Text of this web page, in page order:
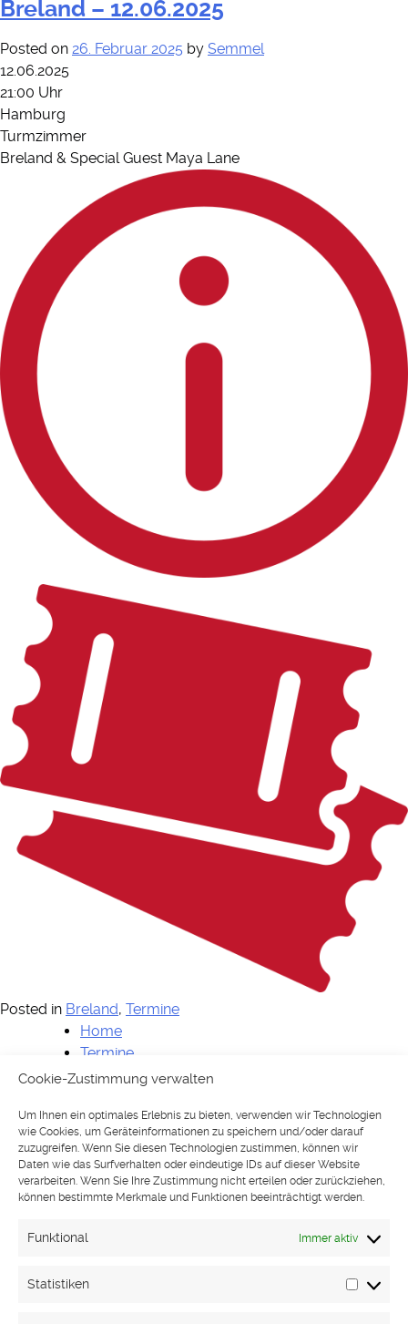
Cookie-Zustimmung verwalten
Um Ihnen ein optimales Erlebnis zu bieten, verwenden wir Technologien
wie Cookies, um Geräteinformationen zu speichern und/oder darauf
zuzugreifen. Wenn Sie diesen Technologien zustimmen, können wir
Daten wie das Surfverhalten oder eindeutige IDs auf dieser Website
verarbeiten. Wenn Sie Ihre Zustimmung nicht erteilen oder zurückziehen,
können bestimmte Merkmale und Funktionen beeinträchtigt werden.
Funktional Immer aktiv
Statistiken
Breland – 12.06.2025
Posted on 26. Februar 2025 by Semmel
12.06.2025
21:00 Uhr
Hamburg
Turmzimmer
Breland & Special Guest Maya Lane
Posted in Breland, Termine
Home
Termine
Künstler:innen
History & Highlights
Partner & Kontakt
Impressum
Datenschutzerklärung